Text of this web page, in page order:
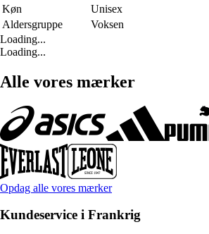
Køn
Unisex
Aldersgruppe
Voksen
Loading...
Loading...
Alle vores mærker
Opdag alle vores mærker
Kundeservice i Frankrig